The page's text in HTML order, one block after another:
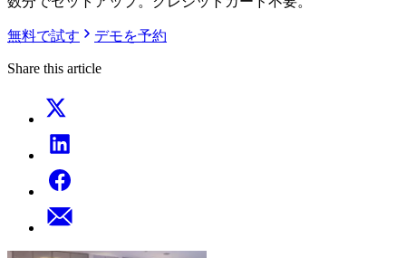
無料で試す デモを予約
Share this article